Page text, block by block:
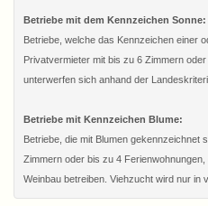
Betriebe mit dem Kennzeichen Sonne:
Betriebe, welche das Kennzeichen einer
Privatvermieter mit bis zu 6 Zimmern
unterwerfen sich anhand der
Betriebe mit Kennzeichen Blume:
Betriebe, die mit Blumen gekennzeichnet
Zimmern oder bis zu 4
Weinbau betreiben. Viehzucht wird nur in